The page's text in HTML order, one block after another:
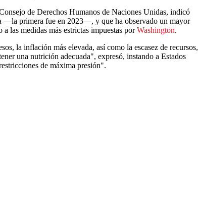
de Derechos Humanos de Naciones Unidas, indicó
—la primera fue en 2023—, y que ha observado un mayor
las medidas más estrictas impuestas porWashington.
la inflación más elevada, así como la escasez de recursos,
una nutrición adecuada", expresó, instando a Estados
de máxima presión".